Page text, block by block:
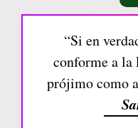
“Si en
conforme a la
prójimo como